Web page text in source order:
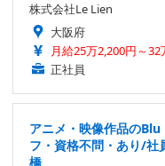
株式会社Le Lien
大阪府
月給25万2,200円～32
正社員
アニメ・映像作品の
フ・資格不問・あり/社
橋